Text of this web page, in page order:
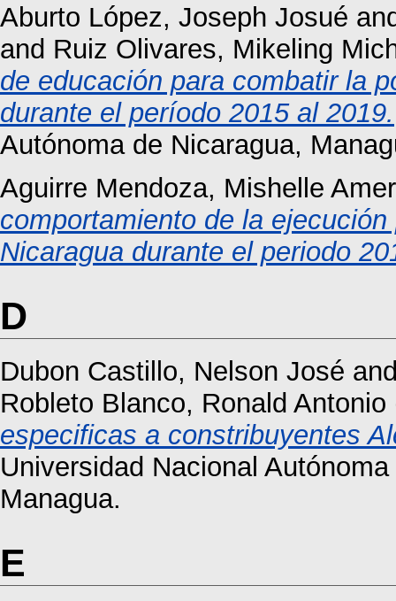
Aburto López, Joseph Josué
and Ruiz Olivares, Mikeling
de educación para combatir la
durante el período 2015 al 2019.
Autónoma de Nicaragua,
Aguirre Mendoza, Mishelle
comportamiento de la
Nicaragua durante el periodo
D
Dubon Castillo, Nelson José
Robleto Blanco, Ronald Antonio
especificas a constribuyentes
Universidad Nacional
Managua.
E